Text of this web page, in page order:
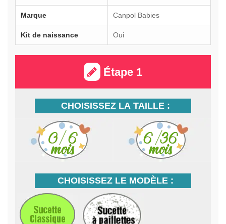
Marque Canpol Babies
Kit de naissance Oui
Étape 1
CHOISISSEZ LA TAILLE :
CHOISISSEZ LE MODÈLE :